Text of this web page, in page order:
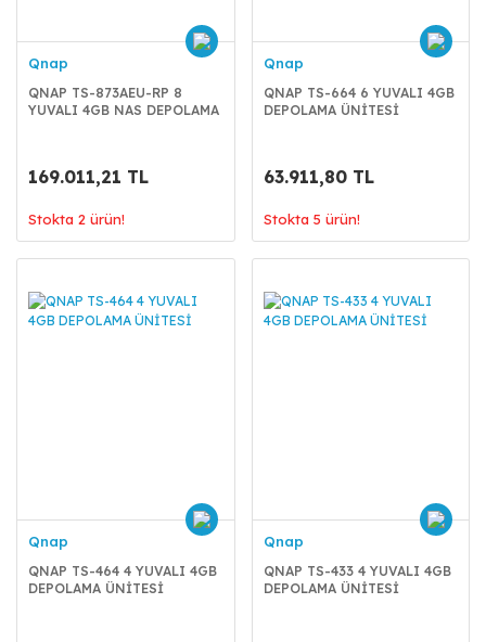
Qnap
QNAP TS-873AEU-RP 8
YUVALI 4GB NAS DEPOLAMA
169.011,21 TL
Stokta 2 ürün!
Qnap
QNAP TS-664 6 YUVALI 4GB
DEPOLAMA ÜNİTESİ
63.911,80 TL
Stokta 5 ürün!
Qnap
QNAP TS-464 4 YUVALI 4GB
DEPOLAMA ÜNİTESİ
Qnap
QNAP TS-433 4 YUVALI 4GB
DEPOLAMA ÜNİTESİ